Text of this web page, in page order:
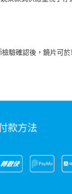
驗確認後，鏡片可
款方法